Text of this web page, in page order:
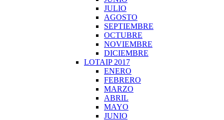
JULIO
AGOSTO
SEPTIEMBRE
OCTUBRE
NOVIEMBRE
DICIEMBRE
LOTAIP 2017
ENERO
FEBRERO
MARZO
ABRIL
MAYO
JUNIO